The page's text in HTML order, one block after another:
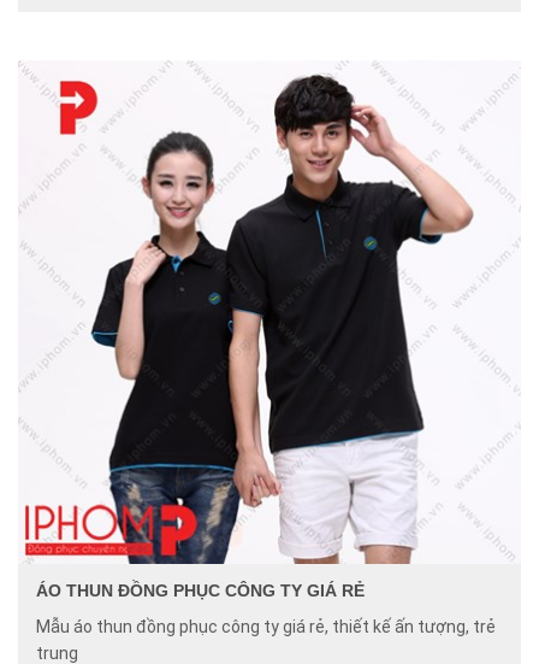
ÁO THUN ĐỒNG PHỤC CÔNG TY GIÁ RẺ
Mẫu áo thun đồng phục công ty giá rẻ, thiết kế ấn tượng, trẻ
trung